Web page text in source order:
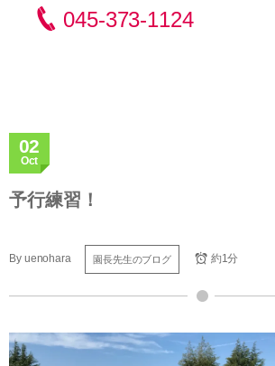
045-373-1124
02
Oct
予行練習！
By uenohara 園長先生のブログ 約1分